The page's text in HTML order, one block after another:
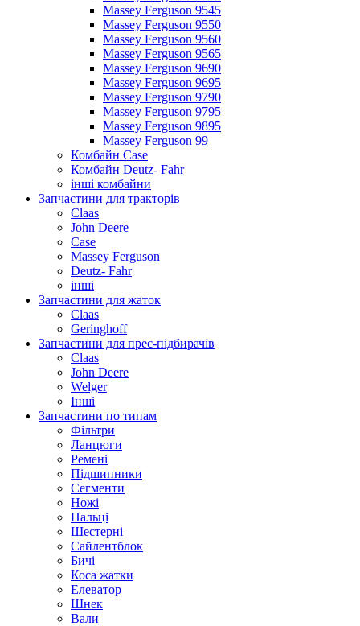
Massey Ferguson 9545
Massey Ferguson 9550
Massey Ferguson 9560
Massey Ferguson 9565
Massey Ferguson 9690
Massey Ferguson 9695
Massey Ferguson 9790
Massey Ferguson 9795
Massey Ferguson 9895
Massey Ferguson 99
Комбайн Case
Комбайн Deutz- Fahr
інші комбайни
Запчастини для тракторів
Claas
John Deere
Case
Massey Ferguson
Deutz- Fahr
інші
Запчастини для жаток
Claas
Geringhoff
Запчастини для прес-підбирачів
Claas
John Deere
Welger
Інші
Запчастини по типам
Фільтри
Ланцюги
Ремені
Підшипники
Сегменти
Ножі
Пальці
Шестерні
Сайлентблок
Бичі
Коса жатки
Елеватор
Шнек
Вали